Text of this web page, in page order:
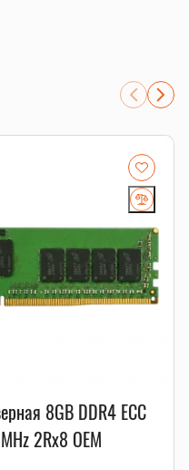
ошибок и стабильная
накопитель или
Для серверных
сверить поколение
и part number.
8GB DDR4 ECC
2Rx8 OEM